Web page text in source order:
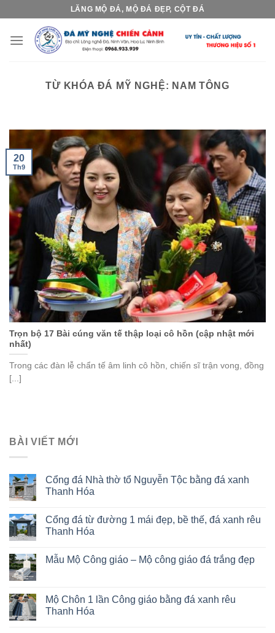
content
LĂNG MỘ ĐÁ, MỘ ĐÁ ĐẸP, CỘT ĐÁ
TỪ KHÓA ĐÁ MỸ NGHỆ: NAM TÔNG
Trọn bộ 17 Bài cúng văn tế thập loại cô hồn (cập nhật mới
nhất)
Trong các đàn lễ chẩn tế âm linh cô hồn, chiến sĩ trận vong, đồng
[...]
20
Th9
BÀI VIẾT MỚI
Cổng đá Nhà thờ tổ Nguyễn Tộc bằng đá xanh
Thanh Hóa
Cổng đá từ đường 1 mái đẹp, bề thế, đá xanh rêu
Thanh Hóa
Mẫu Mộ Công giáo – Mộ công giáo đá trắng đẹp
Mộ Chôn 1 lần Công giáo bằng đá xanh rêu
Thanh Hóa